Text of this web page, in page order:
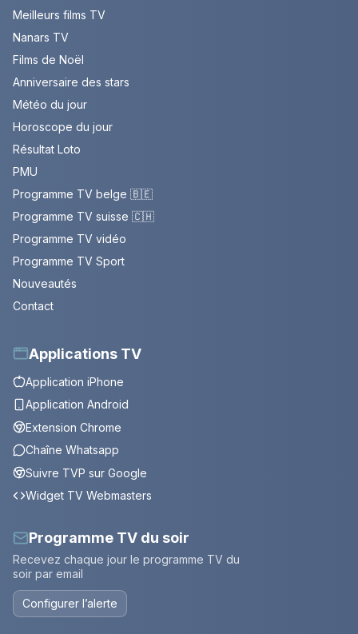
Meilleurs films TV
Nanars TV
Films de Noël
Anniversaire des stars
Météo du jour
Horoscope du jour
Résultat Loto
PMU
Programme TV belge 🇧🇪
Programme TV suisse 🇨🇭
Programme TV vidéo
Programme TV Sport
Nouveautés
Contact
Applications TV
Application iPhone
Application Android
Extension Chrome
Chaîne Whatsapp
Suivre TVP sur Google
Widget TV Webmasters
Programme TV du soir
Recevez chaque jour le programme TV du
soir par email
Configurer l’alerte